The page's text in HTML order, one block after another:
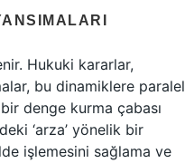
Hukuki kararlar,
bu dinamiklere paralel
denge kurma çabası
‘arza’ yönelik bir
işlemesini sağlama ve